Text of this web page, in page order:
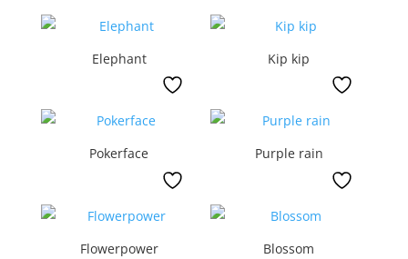
Elephant Kip kip
Pokerface Purple rain
Flowerpower Blossom